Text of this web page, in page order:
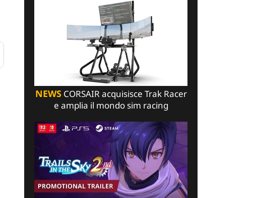
NEWSCORSAIR acquisisce Trak Racer
e amplia il mondo sim racing